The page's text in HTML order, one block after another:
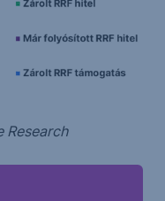
Research